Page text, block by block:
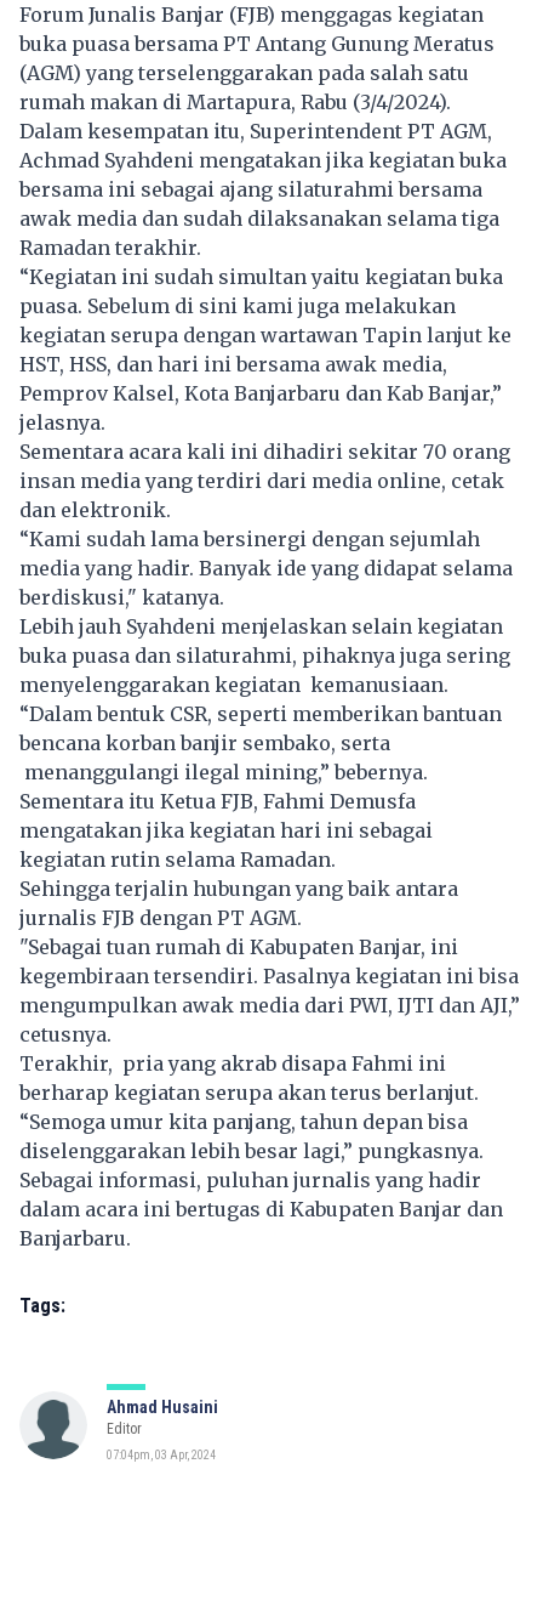
Forum Junalis Banjar (FJB) menggagas kegiatan
buka puasa bersama PT Antang Gunung Meratus
(AGM) yang terselenggarakan pada salah satu
rumah makan di Martapura, Rabu (3/4/2024).
Dalam kesempatan itu, Superintendent PT AGM,
Achmad Syahdeni mengatakan jika kegiatan buka
bersama ini sebagai ajang silaturahmi bersama
awak media dan sudah dilaksanakan selama tiga
Ramadan terakhir.
“Kegiatan ini sudah simultan yaitu kegiatan buka
puasa. Sebelum di sini kami juga melakukan
kegiatan serupa dengan wartawan Tapin lanjut ke
HST, HSS, dan hari ini bersama awak media,
Pemprov Kalsel, Kota Banjarbaru dan Kab Banjar,”
jelasnya.
Sementara acara kali ini dihadiri sekitar 70 orang
insan media yang terdiri dari media online, cetak
dan elektronik.
“Kami sudah lama bersinergi dengan sejumlah
media yang hadir. Banyak ide yang didapat selama
berdiskusi," katanya.
Lebih jauh Syahdeni menjelaskan selain kegiatan
buka puasa dan silaturahmi, pihaknya juga sering
menyelenggarakan kegiatan kemanusiaan.
“Dalam bentuk CSR, seperti memberikan bantuan
bencana korban banjir sembako, serta
menanggulangi ilegal mining,” bebernya.
Sementara itu Ketua FJB, Fahmi Demusfa
mengatakan jika kegiatan hari ini sebagai
kegiatan rutin selama Ramadan.
Sehingga terjalin hubungan yang baik antara
jurnalis FJB dengan PT AGM.
"Sebagai tuan rumah di Kabupaten Banjar, ini
kegembiraan tersendiri. Pasalnya kegiatan ini bisa
mengumpulkan awak media dari PWI, IJTI dan AJI,”
cetusnya.
Terakhir, pria yang akrab disapa Fahmi ini
berharap kegiatan serupa akan terus berlanjut.
“Semoga umur kita panjang, tahun depan bisa
diselenggarakan lebih besar lagi,” pungkasnya.
Sebagai informasi, puluhan jurnalis yang hadir
dalam acara ini bertugas di Kabupaten Banjar dan
Banjarbaru.
Tags:
Ahmad Husaini
Editor
07:04pm, 03 Apr, 2024